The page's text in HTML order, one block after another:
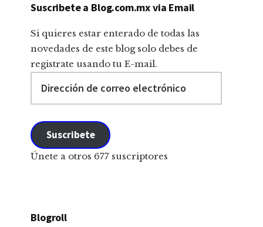
Suscribete a Blog.com.mx via Email
Si quieres estar enterado de todas las
novedades de este blog solo debes de
registrate usando tu E-mail.
electrónico
Suscribete
Únete a otros 677 suscriptores
Blogroll